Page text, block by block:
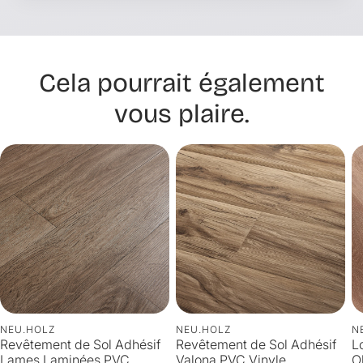
Cela pourrait également
vous plaire.
NEU.HOLZ
Revêtement de Sol Adhésif
NEU.HOLZ
Revêtement de Sol Adhésif